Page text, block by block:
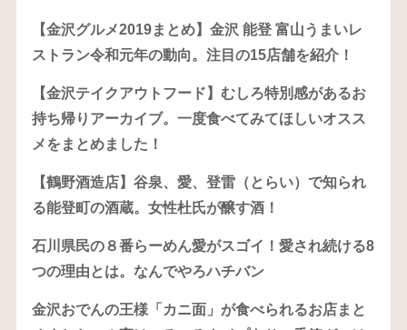
【金沢グルメ2019まとめ】金沢 能登 富山うまいレ
ストラン令和元年の動向。注目の15店舗を紹介！
【金沢テイクアウトフード】むしろ特別感があるお
持ち帰りアーカイブ。一度食べてみてほしいオスス
メをまとめました！
【鶴野酒造店】谷泉、愛、登雷（とらい）で知られ
る能登町の酒蔵。女性杜氏が醸す酒！
石川県民の８番らーめん愛がスゴイ！愛され続ける8
つの理由とは。なんでやろハチバン
金沢おでんの王様「カニ面」が食べられるお店まと